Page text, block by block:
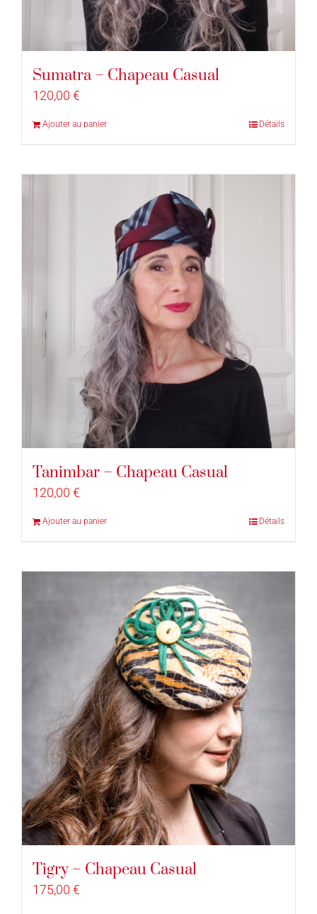
Sumatra – Chapeau Casual
120,00 €
Ajouter au panier Détails
Tanimbar – Chapeau Casual
120,00 €
Ajouter au panier Détails
Tigry – Chapeau Casual
175,00 €